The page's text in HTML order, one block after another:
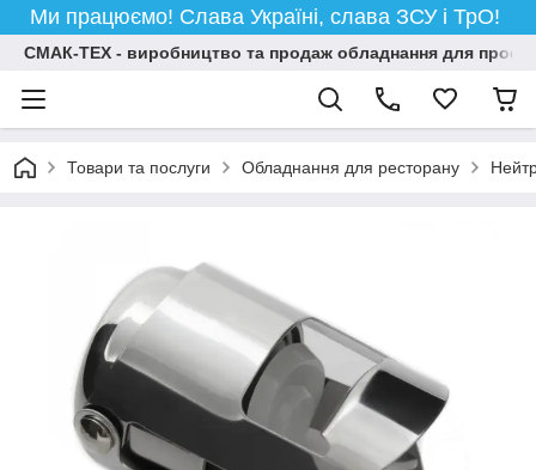
Ми працюємо! Слава Україні, слава ЗСУ і ТрО!
СМАК-ТЕХ - виробництво та продаж обладнання для
Товари та послуги Обладнання для ресторану